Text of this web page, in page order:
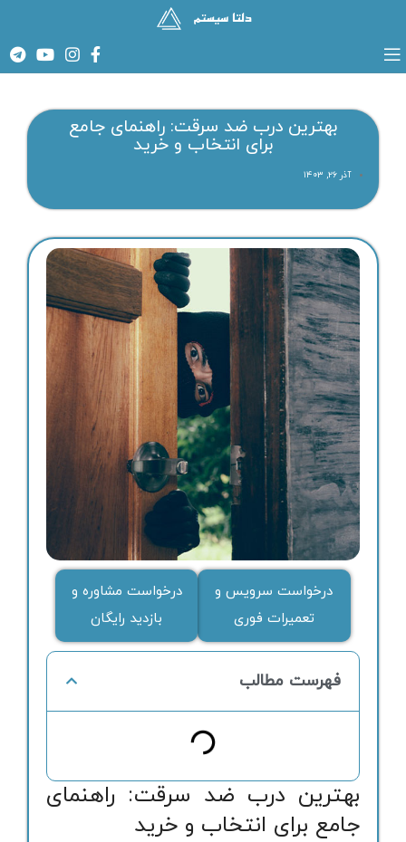
بهترین درب ضد سرقت: راهنمای جامع
برای انتخاب و خرید
آذر ۲۶, ۱۴۰۳
درخواست سرویس و
تعمیرات فوری
درخواست مشاوره و
بازدید رایگان
فهرست مطالب
بهترین درب ضد سرقت: راهنمای
جامع برای انتخاب و خرید